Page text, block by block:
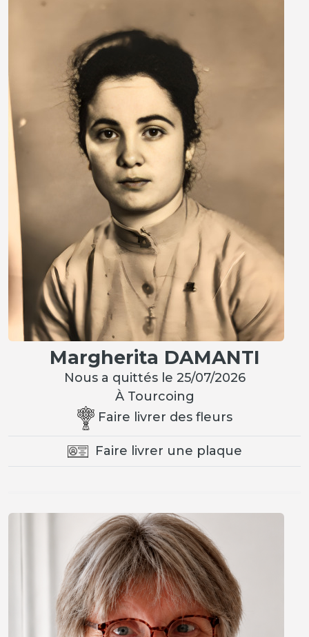
Margherita DAMANTI
Nous a quittés le 25/07/2026
À Tourcoing
Faire livrer des fleurs
Faire livrer une plaque